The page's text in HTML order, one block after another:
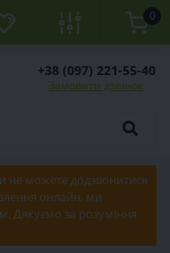
0
+38 (097) 221-55-40
Замовити дзвінок
не можете додзвонитися
онлайн, ми
Дякуємо за розуміння